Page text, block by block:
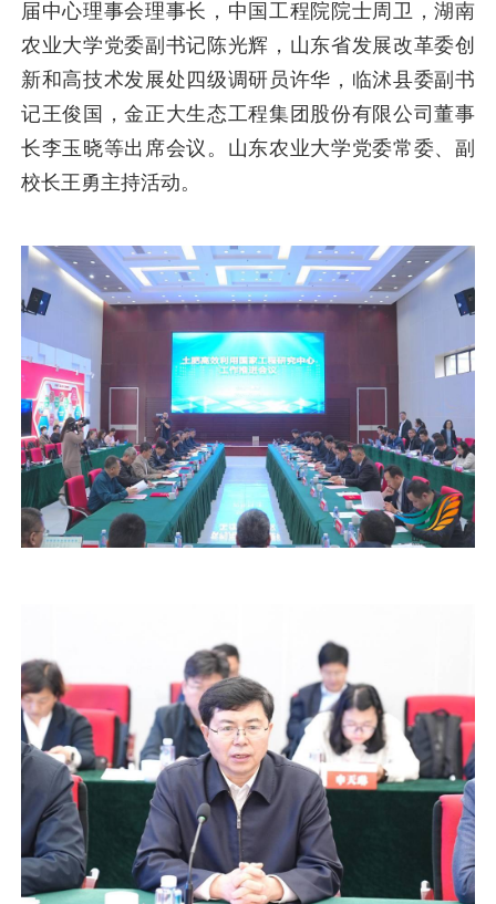
届中心理事会理事长，中国工程院院士周卫，湖南
农业大学党委副书记陈光辉，山东省发展改革委创
新和高技术发展处四级调研员许华，临沭县委副书
记王俊国，金正大生态工程集团股份有限公司董事
长李玉晓等出席会议。山东农业大学党委常委、副
校长王勇主持活动。